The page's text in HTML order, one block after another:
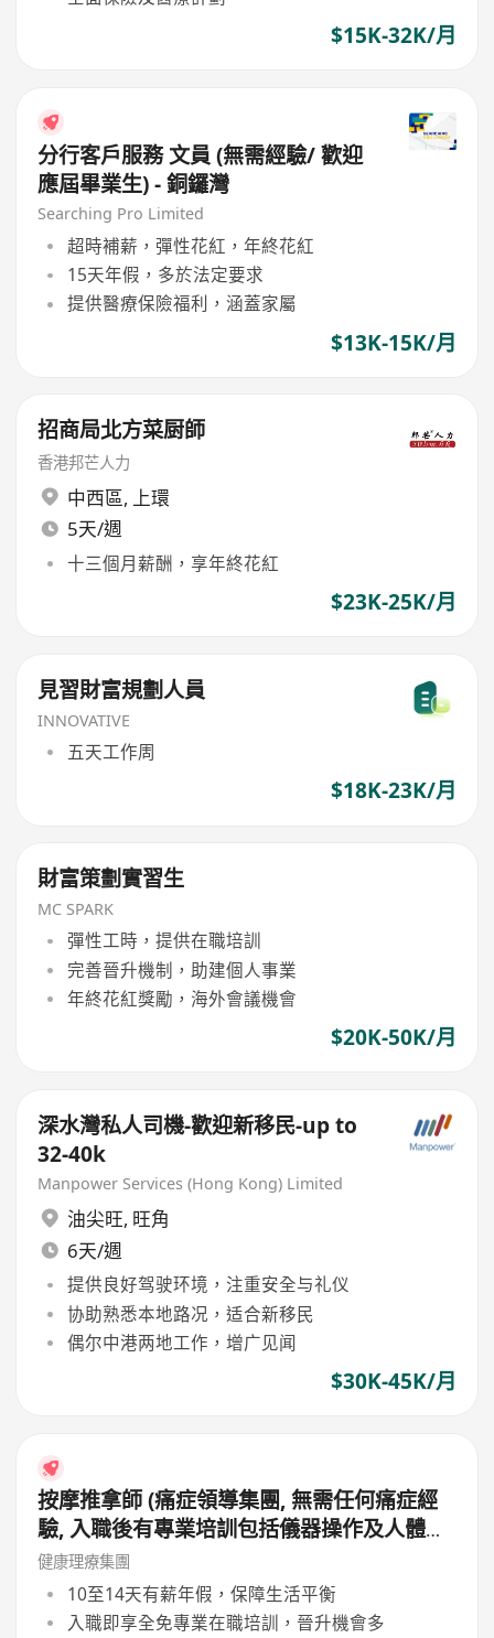
$15K-32K/月
分行客戶服務 文員 (無需經驗/ 歡迎
應屆畢業生) - 銅鑼灣
Searching Pro Limited
超時補薪，彈性花紅，年終花紅
15天年假，多於法定要求
提供醫療保險福利，涵蓋家屬
$13K-15K/月
招商局北方菜厨師
香港邦芒人力
中西區, 上環
5天/週
十三個月薪酬，享年終花紅
$23K-25K/月
見習財富規劃人員
INNOVATIVE
五天工作周
$18K-23K/月
財富策劃實習生
MC SPARK
彈性工時，提供在職培訓
完善晉升機制，助建個人事業
年終花紅獎勵，海外會議機會
$20K-50K/月
深水灣私人司機-歡迎新移民-up to
32-40k
Manpower Services (Hong Kong) Limited
油尖旺, 旺角
6天/週
提供良好驾驶环境，注重安全与礼仪
协助熟悉本地路况，适合新移民
偶尔中港两地工作，增广见闻
$30K-45K/月
按摩推拿師 (痛症領導集團, 無需任何痛症經
驗, 入職後有專業培訓包括儀器操作及人體經
絡等, 培訓費用全免, 可提升自己儀器技術及
知識)
健康理療集團
10至14天有薪年假，保障生活平衡
入職即享全免專業在職培訓，晉升機會多